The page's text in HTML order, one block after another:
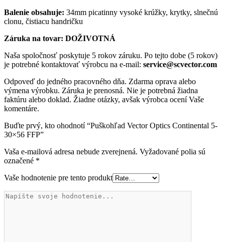
Balenie obsahuje: 34mm picatinny vysoké krúžky, krytky, slnečnú
clonu, čistiacu handričku
Záruka na tovar: DOŽIVOTNÁ
Naša spoločnosť poskytuje 5 rokov záruku. Po tejto dobe (5 rokov)
je potrebné kontaktovať výrobcu na e-mail: service@scvector.com
Odpoveď do jedného pracovného dňa. Zdarma oprava alebo
výmena výrobku. Záruka je prenosná. Nie je potrebná žiadna
faktúru alebo doklad. Žiadne otázky, avšak výrobca ocení Vaše
komentáre.
Buďte prvý, kto ohodnotí “Puškohľad Vector Optics Continental 5-
30×56 FFP”
Vaša e-mailová adresa nebude zverejnená. Vyžadované polia sú
označené *
Vaše hodnotenie pre tento produkt